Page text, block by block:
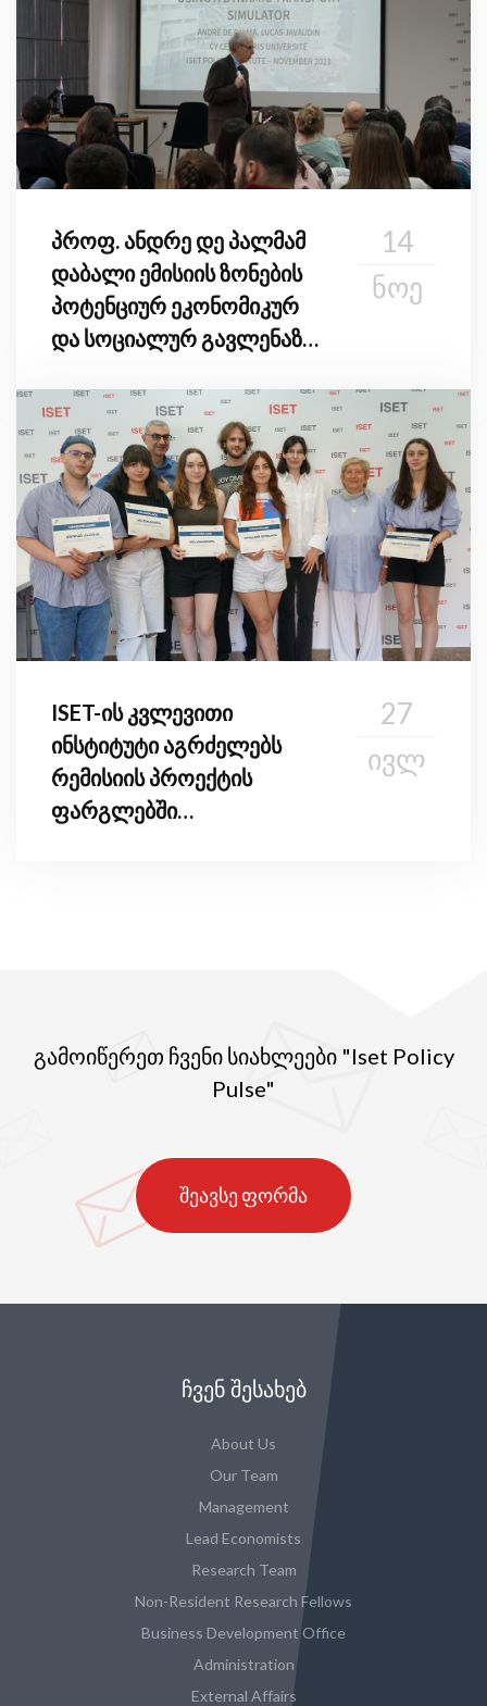
პროფ. ანდრე დე პალმამ
დაბალი ემისიის ზონების
პოტენციურ ეკონომიკურ
და სოციალურ გავლენაზე
14
ᲜᲝᲔ
ISET-ის კვლევითი
ინსტიტუტი აგრძელებს
რემისიის პროექტის
ფარგლებში
27
ᲘᲕᲚ
გამოიწერეთ ჩვენი სიახლეები "Iset Policy
Pulse"
შეავსე ფორმა
ᲩᲕᲔᲜ ᲨᲔᲡᲐᲮᲔᲑ
About Us
Our Team
Management
Lead Economists
Research Team
Non-Resident Research Fellows
Business Development Office
Administration
External Affairs